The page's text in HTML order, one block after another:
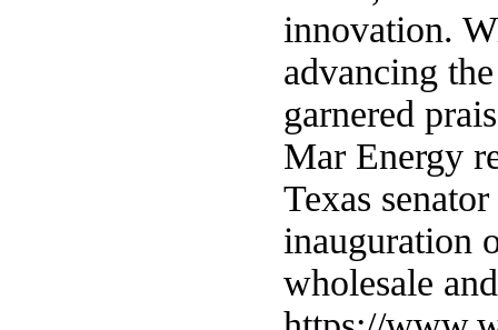
innovation.
advancing
garnered
Mar Energy
Texas
inauguration
wholesale